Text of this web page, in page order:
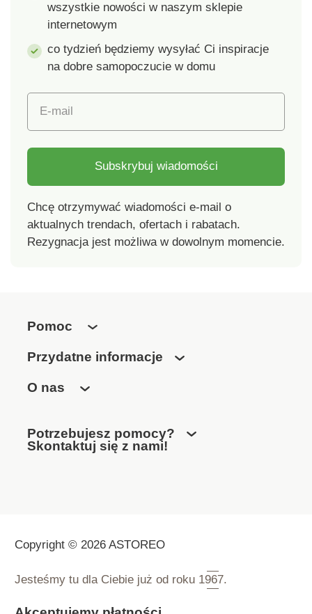
wszystkie nowości w naszym sklepie
internetowym
co tydzień będziemy wysyłać Ci inspiracje
na dobre samopoczucie w domu
E-mail
Subskrybuj wiadomości
Chcę otrzymywać wiadomości e-mail o
aktualnych trendach, ofertach i rabatach.
Rezygnacja jest możliwa w dowolnym momencie.
Pomoc
Przydatne informacje
O nas
Potrzebujesz pomocy?
Skontaktuj się z nami!
Copyright © 2026 ASTOREO
Jesteśmy tu dla Ciebie już od roku 1967.